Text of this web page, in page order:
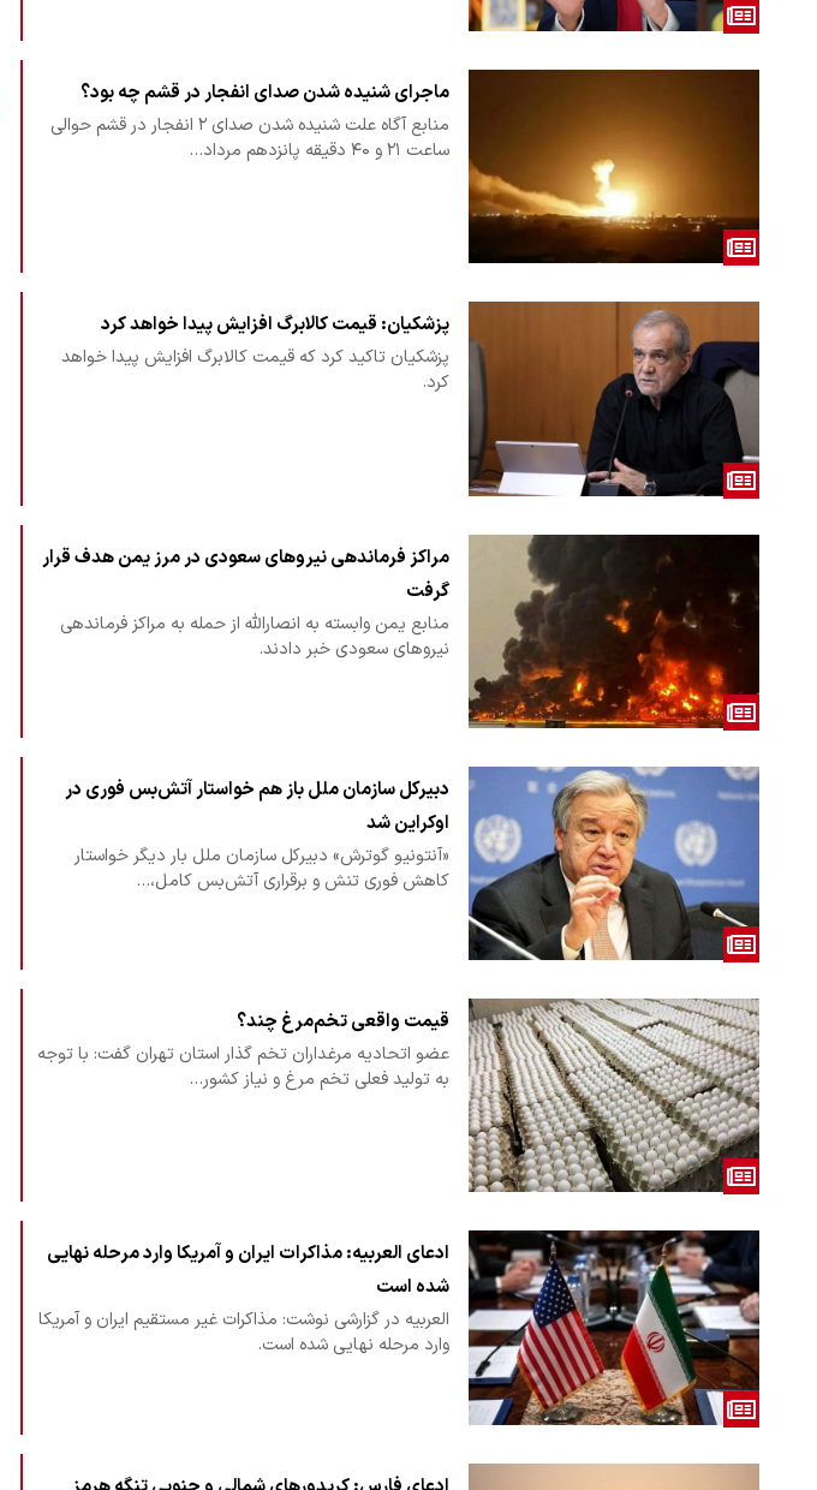
ماجرای شنیده شدن صدای انفجار در قشم چه بود؟
منابع آگاه علت شنیده شدن صدای ۲ انفجار در قشم حوالی
ساعت ۲۱ و ۴۰ دقیقه پانزدهم مرداد…
پزشکیان: قیمت کالابرگ افزایش پیدا خواهد کرد
پزشکیان تاکید کرد که قیمت کالابرگ افزایش پیدا خواهد
کرد.
مراکز فرماندهی نیروهای سعودی در مرز یمن هدف قرار
گرفت
منابع یمن وابسته به انصارالله از حمله به مراکز فرماندهی
نیروهای سعودی خبر دادند.
دبیرکل سازمان ملل باز هم خواستار آتش‌بس فوری در
اوکراین شد
«آنتونیو گوترش» دبیرکل سازمان ملل بار دیگر خواستار
کاهش فوری تنش و برقراری آتش‌بس کامل،…
قیمت واقعی تخم‌مرغ چند؟
عضو اتحادیه مرغداران تخم گذار استان تهران گفت: با توجه
به تولید فعلی تخم مرغ و نیاز کشور…
ادعای العربیه: مذاکرات ایران و آمریکا وارد مرحله نهایی
شده است
العربیه در گزارشی نوشت: مذاکرات غیر مستقیم ایران و آمریکا
وارد مرحله نهایی شده است.